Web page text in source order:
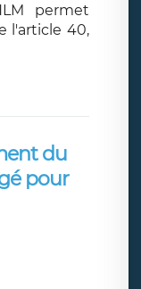
permet
l'article 40,
du
pour